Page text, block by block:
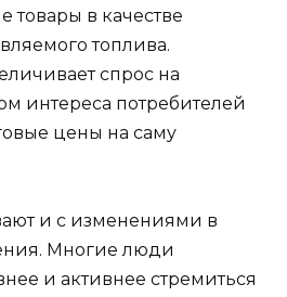
товары в качестве
топлива.
спрос на
интереса потребителей
цены на саму
и с изменениями в
Многие люди
и активнее стремиться